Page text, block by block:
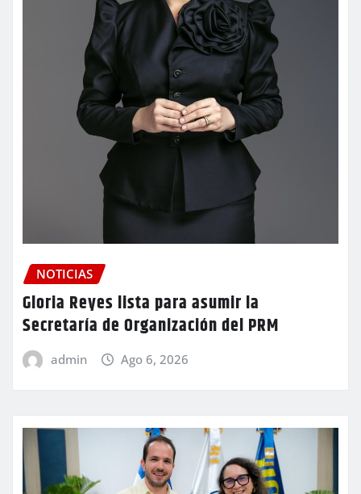
NOTICIAS
Gloria Reyes lista para asumir la
Secretaría de Organización del PRM
admin Ago 6, 2026